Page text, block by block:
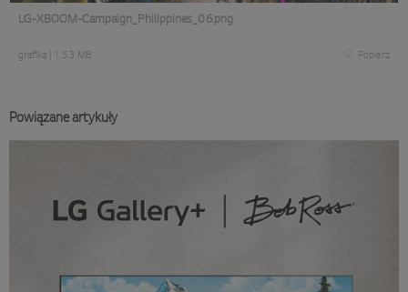
LG-XBOOM-Campaign_Philippines_06.png
grafika 1,53 MB Pobierz
Powiązane artykuły